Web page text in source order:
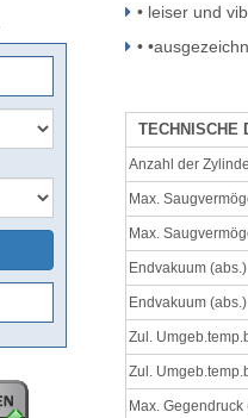
• leiser und
•
TECHNISCHE
Anzahl der
Max.
Max.
Endvakuum (abs.)
Endvakuum
Zul.
Zul.
Max. Gegendruck